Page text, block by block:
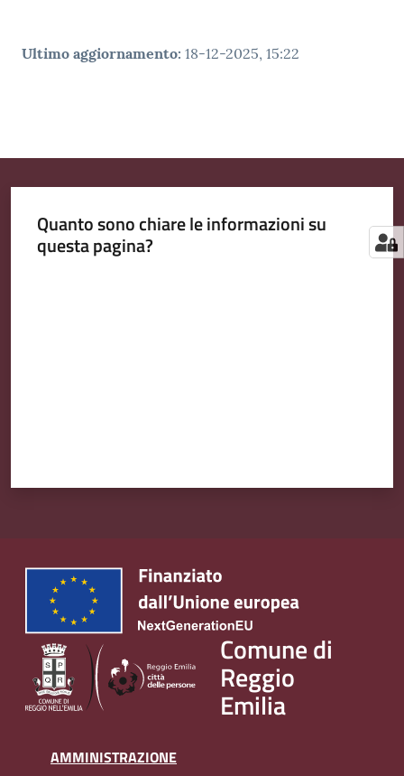
Ultimo aggiornamento: 18-12-2025, 15:22
Quanto sono chiare le informazioni su
questa pagina?
Comune di
Reggio
Emilia
AMMINISTRAZIONE